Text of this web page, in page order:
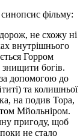
фільму:
не схожу ні
внутрішнього
Горром
богів.
допомогою до
та колишньої
на подив Тора,
Мйольніром.
пригоду, щоб
не стало